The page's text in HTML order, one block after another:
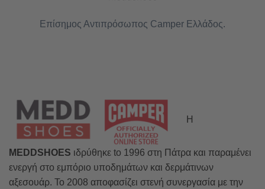
Επίσημος Αντιπρόσωπος Camper Ελλάδος.
Η
MEDDSHOES ιδρύθηκε to 1996 στη Πάτρα και παραμένει
ενεργή στο εμπόριο υποδημάτων και δερμάτινων
αξεσουάρ. Το 2008 αποφασίζει στενή συνεργασία με την